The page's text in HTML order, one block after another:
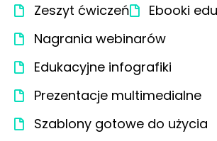
Zeszyt ćwiczeń
Ebooki
Nagrania webinarów
Edukacyjne infografiki
Prezentacje multimedialne
Szablony gotowe do użycia